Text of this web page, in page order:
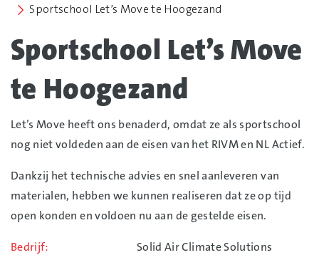
Sportschool Let’s Move te Hoogezand
Sportschool Let’s Move
te Hoogezand
Let’s Move heeft ons benaderd, omdat ze als sportschool
nog niet voldeden aan de eisen van het RIVM en NL Actief.
Dankzij het technische advies en snel aanleveren van
materialen, hebben we kunnen realiseren dat ze op tijd
open konden en voldoen nu aan de gestelde eisen.
Bedrijf
Solid Air Climate Solutions